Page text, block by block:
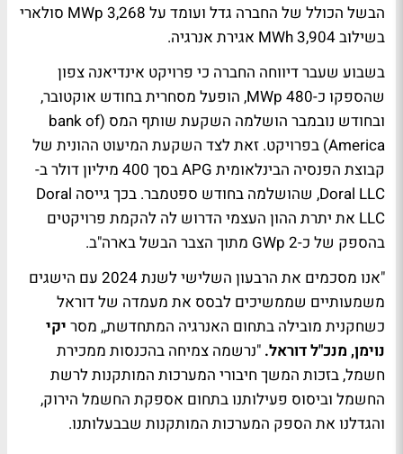
הבשל הכולל של החברה גדל ועומד על MWp 3,268 סולארי
בשילוב 3,904 MWh אגירת אנרגיה.
בשבוע שעבר דיווחה החברה כי פרויקט אינדיאנה צפון
שהספקו כ-MWp 480, הופעל מסחרית בחודש אוקטובר,
ובחודש נובמבר הושלמה השקעת שותף המס (bank of
America) בפרויקט. זאת לצד השקעת המיעוט ההונית של
קבוצת הפנסיה הבינלאומית APG בסך 400 מיליון דולר ב-
Doral LLC, שהושלמה בחודש ספטמבר. בכך גייסה Doral
LLC את יתרת ההון העצמי הדרוש לה להקמת פרויקטים
בהספק של כ-GWp 2 מתוך הצבר הבשל בארה"ב.
"אנו מסכמים את הרבעון השלישי לשנת 2024 עם הישגים
משמעותיים שממשיכים לבסס את מעמדה של דוראל
כשחקנית מובילה בתחום האנרגיה המתחדשת,, מסר יקי
נוימן, מנכ"ל דוראל. "נרשמה צמיחה בהכנסות ממכירת
חשמל, בזכות המשך חיבורי המערכות המותקנות לרשת
החשמל וביסוס פעילותנו בתחום אספקת החשמל הירוק,
והגדלנו את הספק המערכות המותקנות שבבעלותנו.